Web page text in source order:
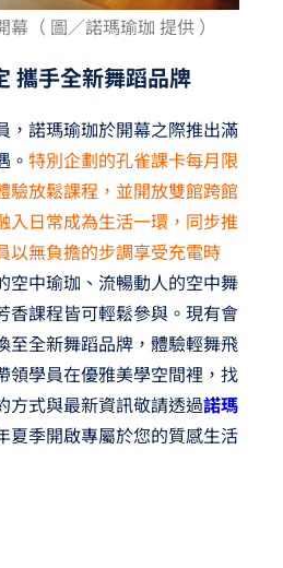
（ 圖／諾瑪瑜珈 提供 ）
攜手全新舞蹈品牌
，諾瑪瑜珈於開幕之際推出滿
。 特別企劃的孔雀課卡每月限
驗放鬆課程，並開放雙館跨館
入日常成為生活一環，同步推
以無負擔的步調享受充電時
空中瑜珈、流暢動人的空中舞
香課程皆可輕鬆參與。現有會
至全新舞蹈品牌，體驗輕舞飛
領學員在優雅美學空間裡，找
方式與最新資訊敬請透過諾瑪
夏季開啟專屬於您的質感生活